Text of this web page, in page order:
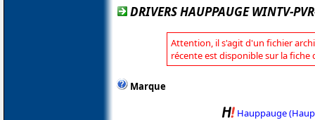
DRIVERS HAUPPAUGE WINTV-
Attention, il s'agit d'un fichier
récente est disponible sur la fiche
Marque
Hauppauge